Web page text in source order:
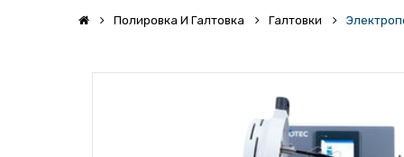
Полировка И Галтовка Галтовки